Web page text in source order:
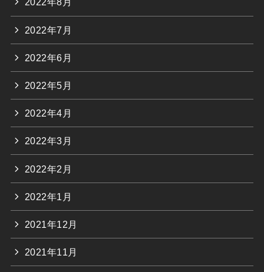
2022年7月
2022年6月
2022年5月
2022年4月
2022年3月
2022年2月
2022年1月
2021年12月
2021年11月